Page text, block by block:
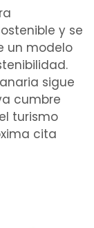
y se
un modelo
sigue
cumbre
turismo
cita